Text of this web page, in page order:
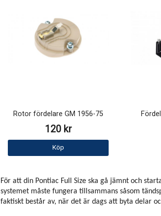
Rotor fördelare GM 1956-75
120 kr
Köp
För att din Pontiac Full Size ska gå jämnt och
systemet måste fungera tillsammans såsom
faktiskt består av, när det är dags att byta delar